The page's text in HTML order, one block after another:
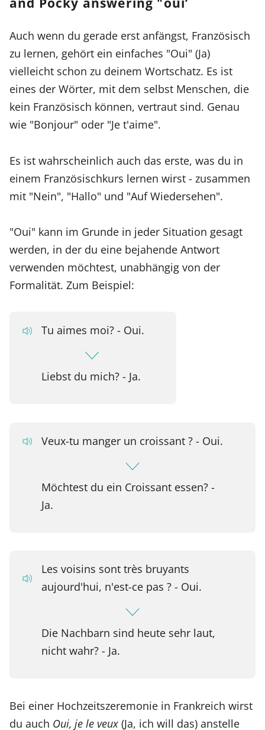
Auch wenn du gerade erst anfängst, Französisch
zu lernen, gehört ein einfaches "Oui" (Ja)
vielleicht schon zu deinem Wortschatz. Es ist
eines der Wörter, mit dem selbst Menschen, die
kein Französisch können, vertraut sind. Genau
wie "Bonjour" oder "Je t'aime".
Es ist wahrscheinlich auch das erste, was du in
einem Französischkurs lernen wirst - zusammen
mit "Nein", "Hallo" und "Auf Wiedersehen".
"Oui" kann im Grunde in jeder Situation gesagt
werden, in der du eine bejahende Antwort
verwenden möchtest, unabhängig von der
Formalität. Zum Beispiel:
Tu aimes moi? - Oui.
Liebst du mich? - Ja.
Veux-tu manger un croissant ? - Oui.
Möchtest du ein Croissant essen? -
Ja.
Les voisins sont très bruyants
aujourd'hui, n'est-ce pas ? - Oui.
Die Nachbarn sind heute sehr laut,
nicht wahr? - Ja.
Bei einer Hochzeitszeremonie in Frankreich wirst
du auch Oui, je le veux (Ja, ich will das) anstelle